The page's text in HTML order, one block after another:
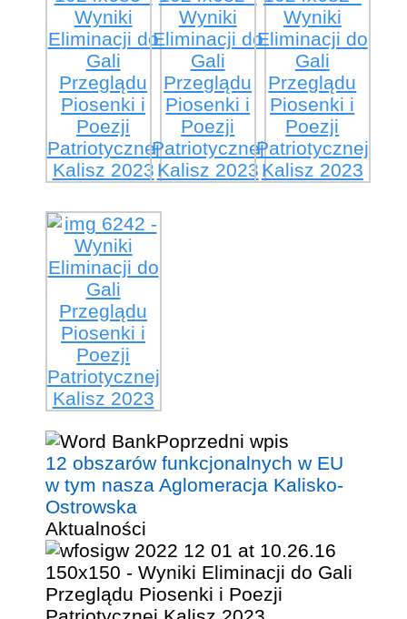
Poprzedni wpis
12 obszarów funkcjonalnych w EU
w tym nasza Aglomeracja Kalisko-
Ostrowska
Aktualności